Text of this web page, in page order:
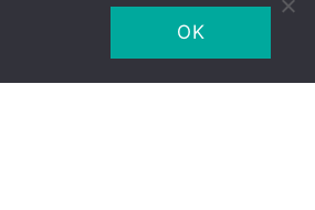
OK